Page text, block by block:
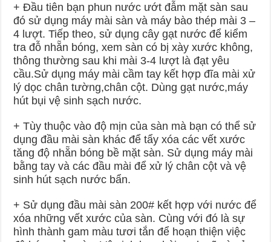
+ Đầu tiên bạn phun nước ướt đẫm mặt sàn sau
đó sử dụng máy mài sàn và máy bào thép mài 3 –
4 lượt. Tiếp theo, sử dụng cây gạt nước để kiểm
tra đỗ nhẵn bóng, xem sàn có bị xày xước không,
thông thường sau khi mài 3-4 lượt là đạt yêu
cầu.Sử dụng máy mài cầm tay kết hợp đĩa mài xử
lý dọc chân tường,chân cột. Dùng gạt nước,máy
hút bụi vệ sinh sạch nước.
+ Tùy thuộc vào độ mịn của sàn mà bạn có thể sử
dụng đầu mài sàn khác để tẩy xóa các vết xước
tăng độ nhẵn bóng bề mặt sàn. Sử dụng máy mài
bằng tay và các đầu mài để xử lý chân cột và vệ
sinh hút sạch nước bẩn.
+ Sử dụng đầu mài sàn 200# kết hợp với nước để
xóa những vết xước của sàn. Cùng với đó là sự
hình thành gam màu tươi tắn để hoạn thiện việc